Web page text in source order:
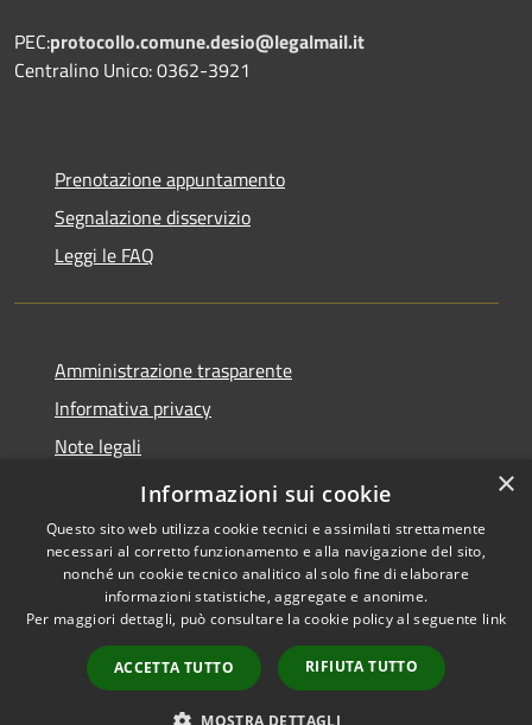
PEC:protocollo.comune.desio@legalmail.it
Centralino Unico: 0362-3921
Prenotazione appuntamento
Segnalazione disservizio
Leggi le FAQ
Amministrazione trasparente
Informativa privacy
Note legali
Dichiarazione di accessibilità
Accessibilità
Copyright © 2026 • Comune di
Desio • Powered by
Municipium•
Accesso
redazione
×
Informazioni sui cookie
Questo sito web utilizza cookie tecnici e assimilati strettamente
necessari al corretto funzionamento e alla navigazione del sito,
nonché un cookie tecnico analitico al solo fine di elaborare
informazioni statistiche, aggregate e anonime.
Per maggiori dettagli, può consultare la cookie policy al seguente link
ACCETTA TUTTO RIFIUTA TUTTO
MOSTRA DETTAGLI